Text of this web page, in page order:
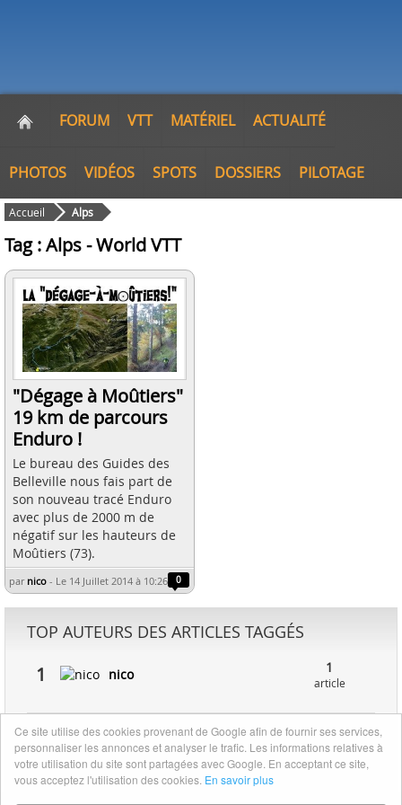
FORUM VTT MATÉRIEL ACTUALITÉ
PHOTOS VIDÉOS SPOTS DOSSIERS PILOTAGE
Accueil Alps
Tag : Alps - World VTT
"Dégage à Moûtiers"
19 km de parcours
Enduro !
Le bureau des Guides des
Belleville nous fais part de
son nouveau tracé Enduro
avec plus de 2000 m de
négatif sur les hauteurs de
Moûtiers (73).
par nico - Le 14 Juillet 2014 à 10:26 0
TOP AUTEURS DES ARTICLES TAGGÉS
1 nico 1
article
TOP RECHERCHES
gore bike wear alp-x so
Ce site utilise des cookies provenant de Google afin de fournir ses services,
personnaliser les annonces et analyser le trafic. Les informations relatives à
votre utilisation du site sont partagées avec Google. En acceptant ce site,
vous acceptez l'utilisation des cookies. En savoir plus